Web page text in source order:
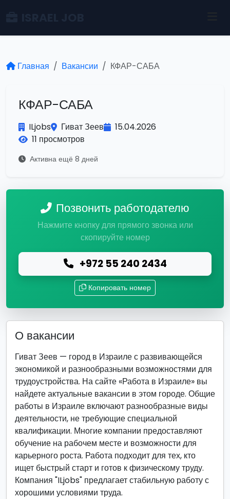
Главная Вакансии КФАР-САБА
КФАР-САБА
ILjobs Гиват Зеев
15.04.2026
11 просмотров
Активна ещё 8 дней
Позвонить работодателю
Нажмите кнопку для прямого звонка или
скопируйте номер
+972 55 240 2434
Копировать номер
О вакансии
Гиват Зеев — город в Израиле с развивающейся
экономикой и разнообразными возможностями для
трудоустройства. На сайте «Работа в Израиле» вы
найдете актуальные вакансии в этом городе. Общие
работы в Израиле включают разнообразные виды
деятельности, не требующие специальной
квалификации. Многие компании предоставляют
обучение на рабочем месте и возможности для
карьерного роста. Работа подходит для тех, кто
ищет быстрый старт и готов к физическому труду.
Компания "ILjobs" предлагает стабильную работу с
хорошими условиями труда.